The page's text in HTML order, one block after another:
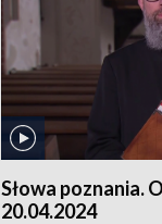
Słowa poznania.
20.04.2024